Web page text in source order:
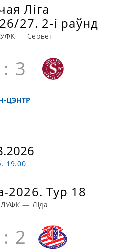
Ліга
27. 2-і раўнд
— Сервет
3
ЦЭНТР
19.00
2026. Тур 18
— Ліда
2